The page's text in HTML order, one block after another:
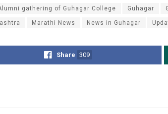
gathering of Guhagar College Guhagar
Marathi News News in Guhagar
Share 309